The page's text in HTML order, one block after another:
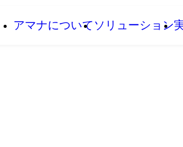
アマナについてソリューション